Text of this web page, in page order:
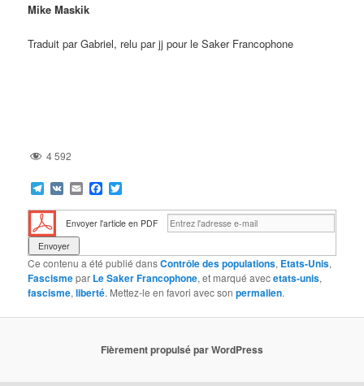
Mike Maskik
Traduit par Gabriel, relu par jj pour le Saker Francophone
4 592
Telegram
VK EmailFacebook
Envoyer l'article en PDF
Ce contenu a été publié dansContrôle des populations, Etats-Unis,
Fascismepar Le Saker Francophone, et marqué avecetats-unis,
fascisme,liberté. Mettez-le en favori avec sonpermalien.
Fièrement propulsé par WordPress